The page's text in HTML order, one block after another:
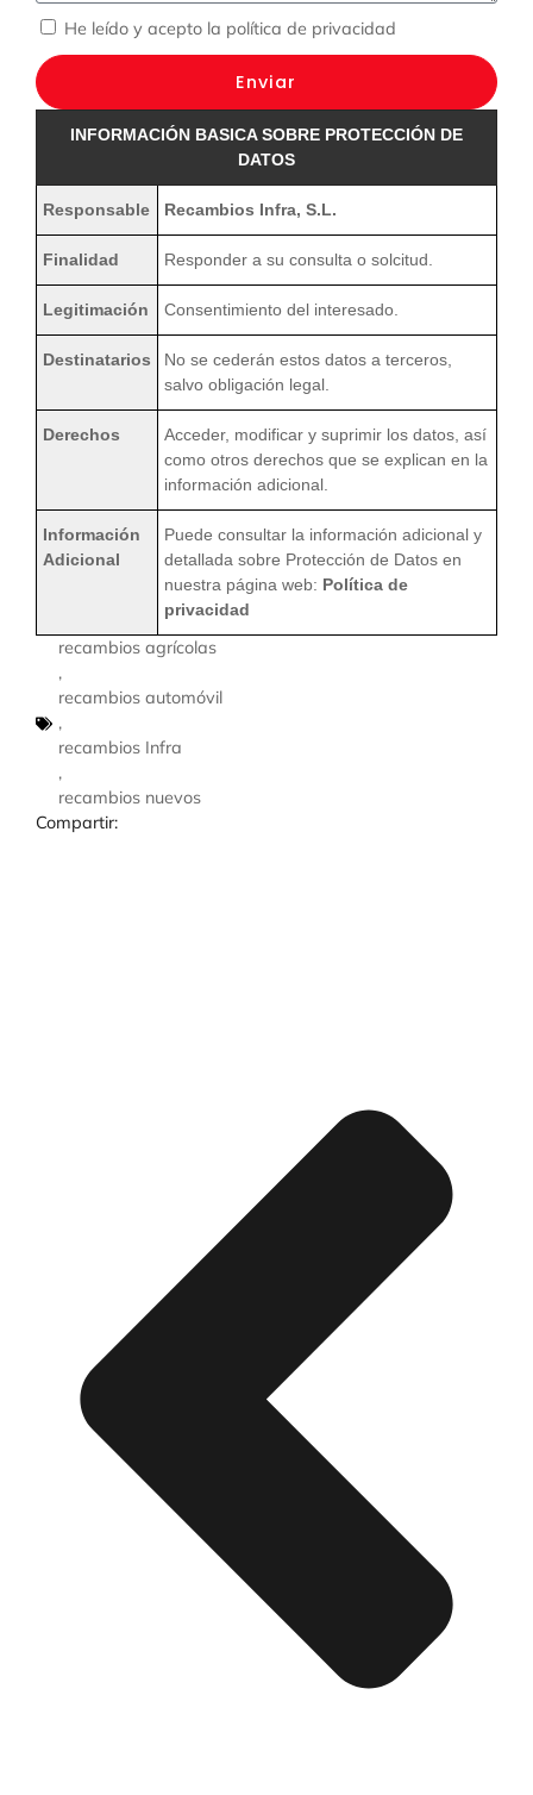
He leído y acepto la política de privacidad
Enviar
INFORMACIÓN BASICA SOBRE PROTECCIÓN DE
DATOS
Responsable Recambios Infra, S.L.
Finalidad Responder a su consulta o solcitud.
Legitimación Consentimiento del interesado.
Destinatarios
No se cederán estos datos a terceros,
salvo obligación legal.
Derechos
Acceder, modificar y suprimir los datos, así
como otros derechos que se explican en la
información adicional.
Información
Adicional
Puede consultar la información adicional y
detallada sobre Protección de Datos en
nuestra página web: Política de
privacidad
recambios agrícolas
,
recambios automóvil
,
recambios Infra
,
recambios nuevos
Compartir: